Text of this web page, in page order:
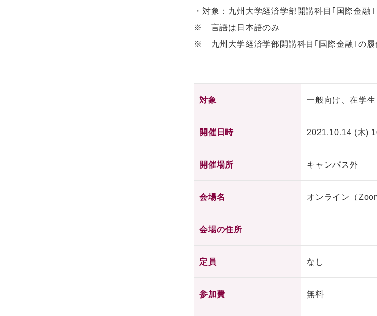
・対象：九州大学経済学部開講科目｢国際金
※ 言語は日本語のみ
※ 九州大学経済学部開講科目｢国際金融｣の履
対象 一般向け、在学
開催日時 2021.10.14 (木)
開催場所 キャンパス外
会場名 オンライン（
会場の住所
定員 なし
参加費 無料